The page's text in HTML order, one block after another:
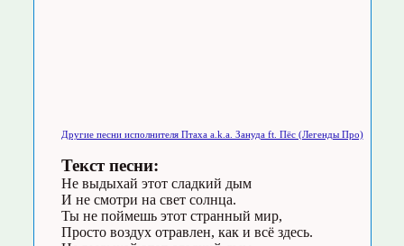
Другие песни исполнителя Птаха a.k.a. Зануда ft. Пёс (Легенды Про)
Текст песни:
Не выдыхай этот сладкий дым
И не смотри на свет солнца.
Ты не поймешь этот странный мир,
Просто воздух отравлен, как и всё здесь.